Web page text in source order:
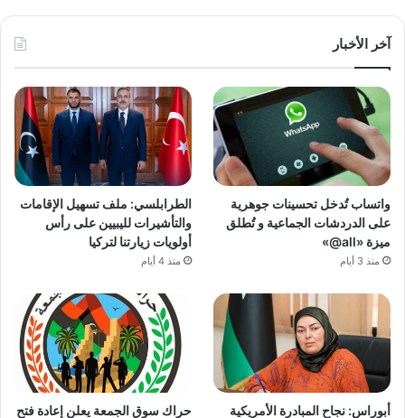
آخر الأخبار
واتساب تُدخل تحسينات جوهرية
على الدردشات الجماعية و تُطلق
ميزة «all@»
منذ 3 أيام
الطرابلسي: ملف تسهيل الإقامات
والتأشيرات لليبيين على رأس
أولويات زيارتنا لتركيا
منذ 4 أيام
أبوراس: نجاح المبادرة الأمريكية
حراك سوق الجمعة يعلن إعادة فتح